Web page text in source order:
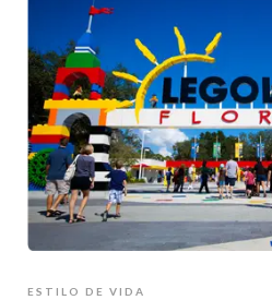
ESTILO DE VIDA